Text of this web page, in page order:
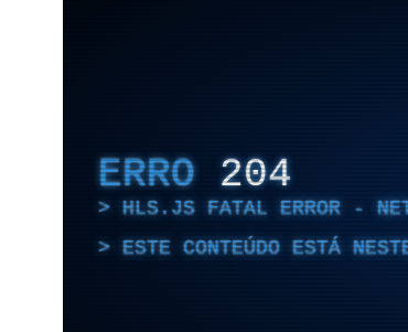
ERRO 204
HLS.JS FATAL ERROR -
ESTE CONTEÚDO ESTÁ